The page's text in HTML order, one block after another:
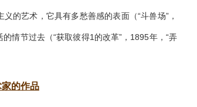
的艺术，它具有多愁善感的表面（“斗兽场”，
情节过去（“获取彼得1的改革”，1895年，“弄
的作品